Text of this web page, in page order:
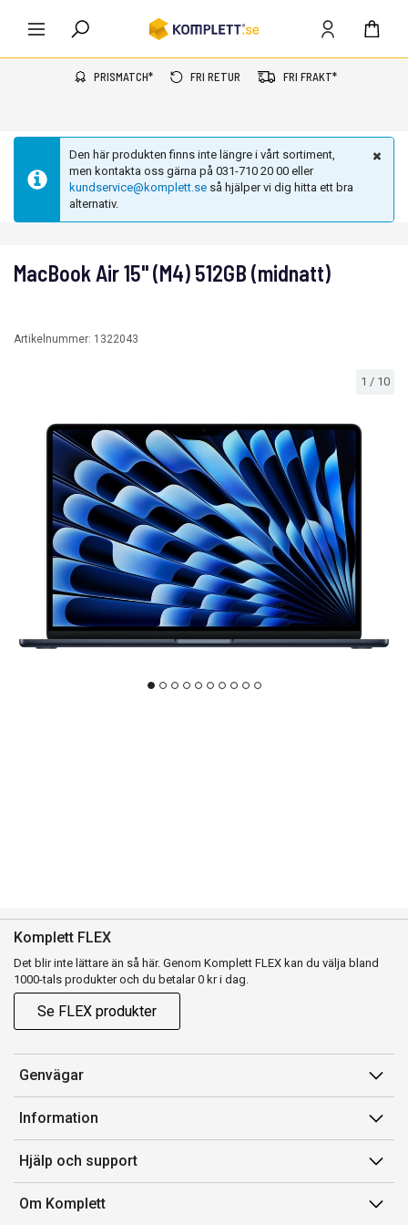
PRISMATCH* FRI RETUR FRI FRAKT*
Den här produkten finns inte längre i vårt sortiment,
men kontakta oss gärna på 031-710 20 00 eller
kundservice@komplett.se så hjälper vi dig hitta ett bra
alternativ.
1 / 10
MacBook Air 15" (M4) 512GB (midnatt)
Artikelnummer: 1322043
Komplett FLEX
Det blir inte lättare än så här. Genom Komplett FLEX kan du välja bland
1000-tals produkter och du betalar 0 kr i dag.
Se FLEX produkter
Genvägar
Konto
Orderhistorik
Presentkort
Komplett Club
Information
Försäljningsvillkor
Medlemsvillkor for Komplett Club
Lediga tjänster
Hjälp och support
Kontakta oss
Om Komplett